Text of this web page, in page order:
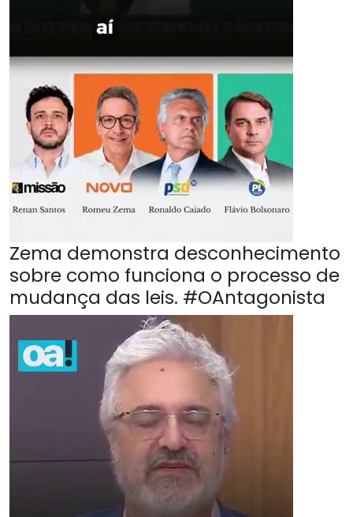
Zema demonstra desconhecimento
sobre como funciona o processo de
mudança das leis. #OAntagonista